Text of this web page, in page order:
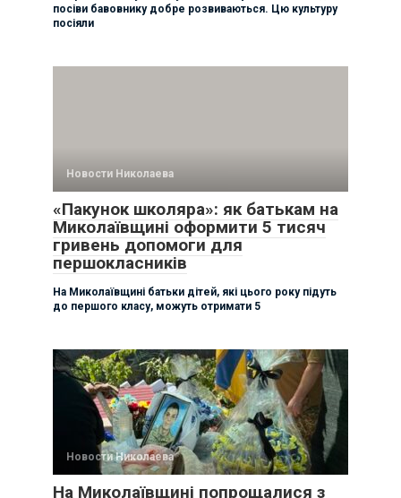
посіви бавовнику добре розвиваються. Цю культуру
посіяли
Новости Николаева
«Пакунок школяра»: як батькам на
Миколаївщині оформити 5 тисяч
гривень допомоги для
першокласників
На Миколаївщині батьки дітей, які цього року підуть
до першого класу, можуть отримати 5
Новости Николаева
На Миколаївщині попрощалися з